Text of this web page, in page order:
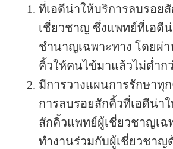
ที่เอดีน่าให้บริการลบรอย
เชี่ยวชาญ ซึ่งแพทย์ที่เอดี
ชำนาญเฉพาะทาง โดยผ่
คิ้วให้คนไข้มาแล้วไม่ต่ำกว่
มีการวางแผนการรักษาทุก
การลบรอยสักคิ้วที่เอดีน่า
สักคิ้วแพทย์ผู้เชี่ยวชาญเฉ
ทำงานร่วมกับผู้เชี่ยวชาญ